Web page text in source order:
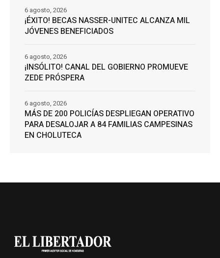
¡ÉXITO! BECAS NASSER-UNITEC ALCANZA MIL
JÓVENES BENEFICIADOS
6 agosto, 2026
¡INSÓLITO! CANAL DEL GOBIERNO PROMUEVE
ZEDE PRÓSPERA
6 agosto, 2026
MÁS DE 200 POLICÍAS DESPLIEGAN OPERATIVO
PARA DESALOJAR A 84 FAMILIAS CAMPESINAS
EN CHOLUTECA
6 agosto, 2026